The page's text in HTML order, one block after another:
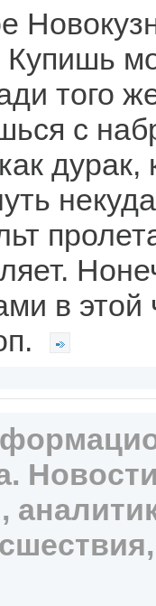
Купишь
того
с
дурак,
в этой